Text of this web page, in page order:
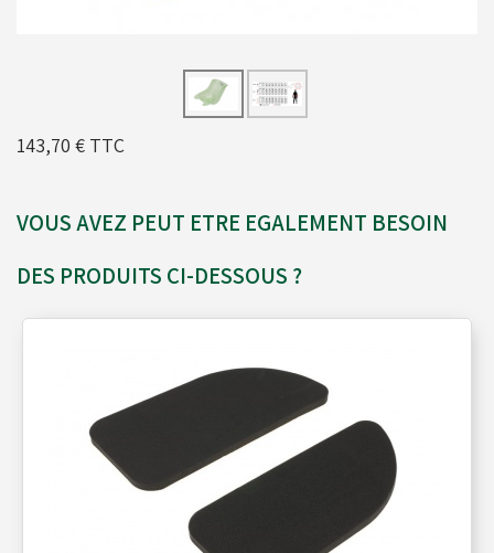
143,70 € TTC
VOUS AVEZ PEUT ETRE EGALEMENT BESOIN
DES PRODUITS CI-DESSOUS ?
Pare chocs - Barres
Plombs - Câbles - Mesure